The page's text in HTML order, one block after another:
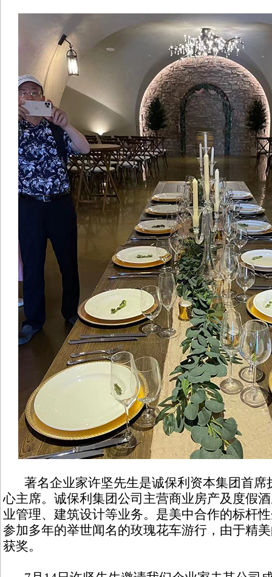
著名企业家许坚先生是诚保利资本集团首席
心主席。诚保利集团公司主营商业房产及度假
业管理、建筑设计等业务。是美中合作的标杆
参加多年的举世闻名的玫瑰花车游行，由于精
获奖。